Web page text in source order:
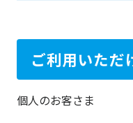
ご利用いただ
個人のお客さま